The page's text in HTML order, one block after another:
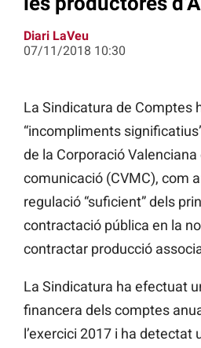
Diari LaVeu
07/11/2018 10:30
La Sindicatura de Comptes
“incompliments
de la Corporació
comunicació (CVMC), com
regulació “suficient” dels
contractació pública en la
contractar producció
La Sindicatura ha efectuat
financera dels comptes
l’exercici 2017 i ha